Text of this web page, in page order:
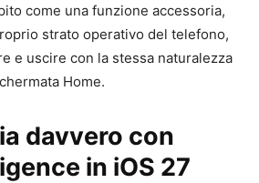
come una funzione accessoria,
strato operativo del telefono,
e uscire con la stessa naturalezza
Home.
davvero con
in iOS 27